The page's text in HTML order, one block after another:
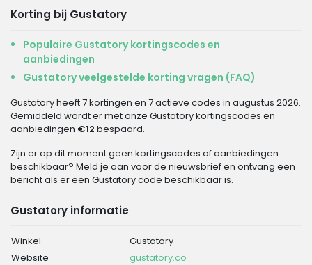
Korting bij Gustatory
Populaire Gustatory kortingscodes en
aanbiedingen
Gustatory veelgestelde korting vragen (FAQ)
Gustatory heeft 7 kortingen en 7 actieve codes in augustus 2026.
Gemiddeld wordt er met onze Gustatory kortingscodes en
aanbiedingen €12 bespaard.
Zijn er op dit moment geen kortingscodes of aanbiedingen
beschikbaar? Meld je aan voor de nieuwsbrief en ontvang een
bericht als er een Gustatory code beschikbaar is.
Gustatory informatie
Winkel
Gustatory
Website
gustatory.co